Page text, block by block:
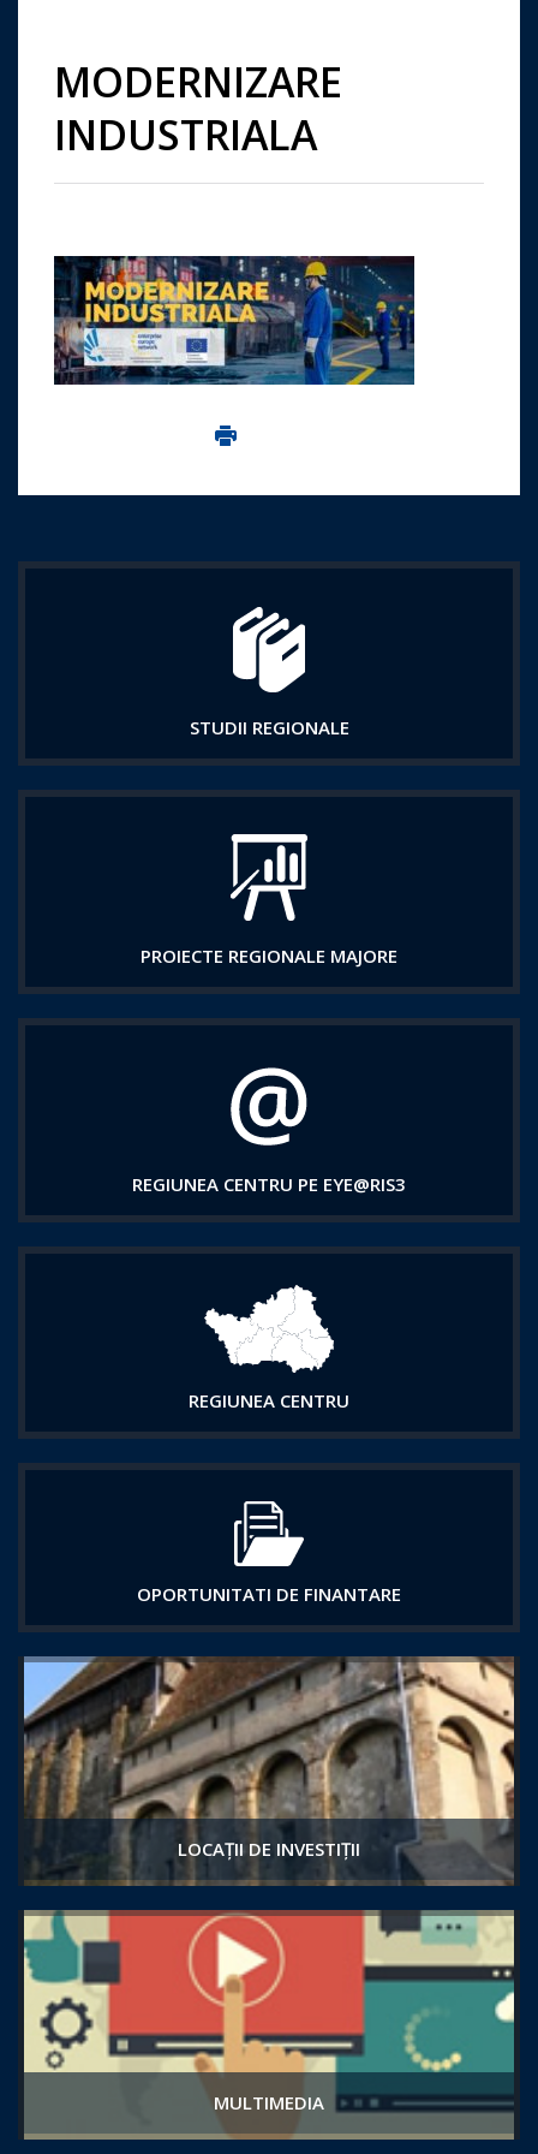
MODERNIZARE
INDUSTRIALA
Imprima aceasta pagina
STUDII REGIONALE
PROIECTE REGIONALE MAJORE
REGIUNEA CENTRU PE EYE@RIS3
REGIUNEA CENTRU
OPORTUNITATI DE FINANTARE
LOCAȚII DE INVESTIȚII
MULTIMEDIA